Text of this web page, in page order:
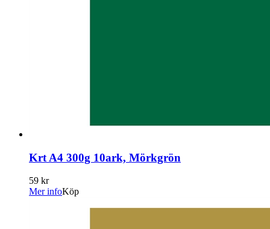
Krt A4 300g 10ark, Mörkgrön
59 kr
Mer infoKöp